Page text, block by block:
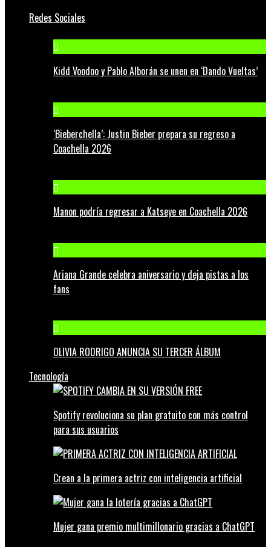
Redes Sociales
Kidd Voodoo y Pablo Alborán se unen en ‘Dando Vueltas’
‘Bieberchella’: Justin Bieber prepara su regreso a
Coachella 2026
Manon podría regresar a Katseye en Coachella 2026
Ariana Grande celebra aniversario y deja pistas a los
fans
OLIVIA RODRIGO ANUNCIA SU TERCER ÁLBUM
Tecnología
Spotify revoluciona su plan gratuito con más control
para sus usuarios
Crean a la primera actriz con inteligencia artificial
Mujer gana premio multimillonario gracias a ChatGPT